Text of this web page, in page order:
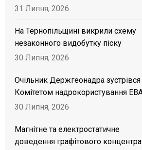
31 Липня, 2026
На Тернопільщині викрили схему
незаконного видобутку піску
30 Липня, 2026
Очільник Держгеонадра зустрівся
Комітетом надрокористування
30 Липня, 2026
Магнітне та електростатичне
доведення графітового